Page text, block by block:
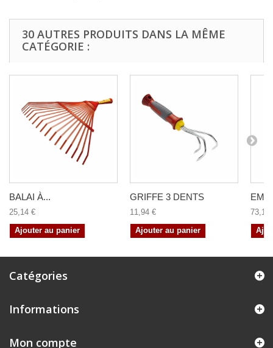
30 AUTRES PRODUITS DANS LA MÊME
CATÉGORIE :
BALAI À...
25,14 €
Ajouter au panier
GRIFFE 3 DENTS
11,94 €
Ajouter au panier
73,14
Catégories
Informations
Mon compte